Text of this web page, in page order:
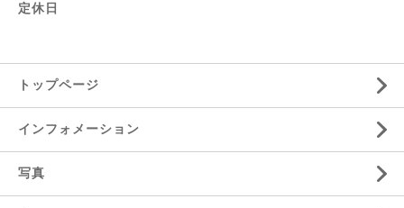
定休日
トップページ
インフォメーション
写真